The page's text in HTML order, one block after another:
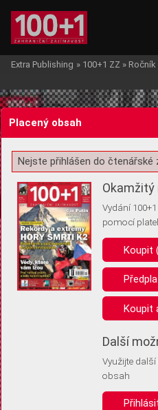
Žádost o souhlas s
Pro základní fungování webu
(tzv. cookies apod.). Rádi bychom
uložením volitelných informací:
Anonymní unikátní ID
Díky němu příště poznáme, že se
Identifikátor je zcela anonymní.
Vaše souhlasy a odmítnutí si
vás už příště znovu neptali. Můžete
Extra Publishing » 100+1 ZZ » Ročník
Placený obsah
Nejste přihlášen do čtenářské
Okamžitý
Vydání
pomocí
Koupit
Koupit
Další
Využijte
obsah